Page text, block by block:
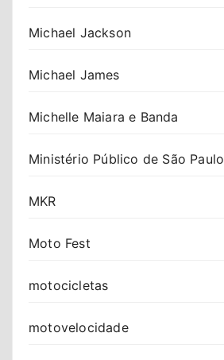
Michael Jackson
Michael James
Michelle Maiara e Banda
Ministério Público de São Paulo
MKR
Moto Fest
motocicletas
motovelocidade